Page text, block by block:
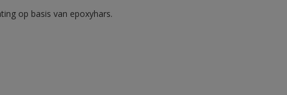
op basis van epoxyhars.